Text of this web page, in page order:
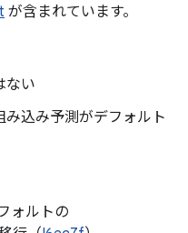
が含まれています。
ない
込み予測がデフォルト
ォルトの